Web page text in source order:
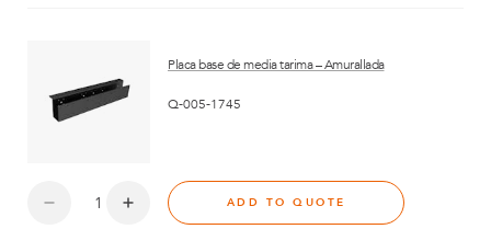
Placa base de media tarima – Amurallada
Q-005-1745
ADD TO QUOTE